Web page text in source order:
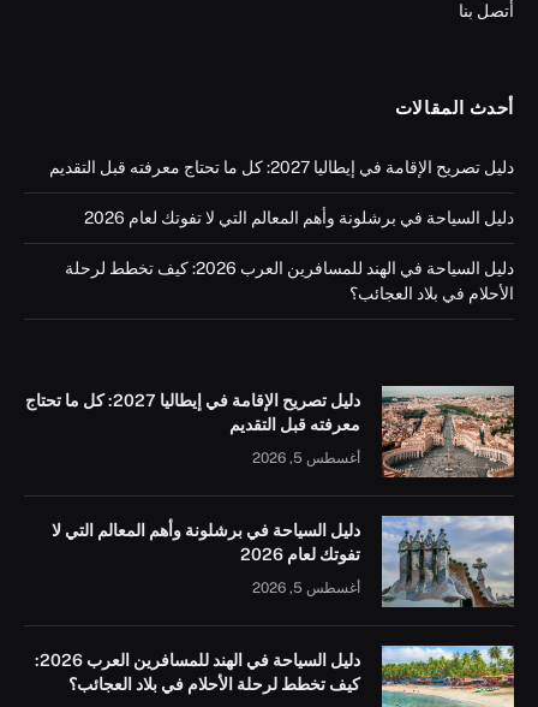
أتصل بنا
أحدث المقالات
دليل تصريح الإقامة في إيطاليا 2027: كل ما تحتاج معرفته قبل التقديم
دليل السياحة في برشلونة وأهم المعالم التي لا تفوتك لعام 2026
دليل السياحة في الهند للمسافرين العرب 2026: كيف تخطط لرحلة
الأحلام في بلاد العجائب؟
دليل تصريح الإقامة في إيطاليا 2027: كل ما تحتاج
معرفته قبل التقديم
أغسطس 5, 2026
دليل السياحة في برشلونة وأهم المعالم التي لا
تفوتك لعام 2026
أغسطس 5, 2026
دليل السياحة في الهند للمسافرين العرب 2026:
كيف تخطط لرحلة الأحلام في بلاد العجائب؟